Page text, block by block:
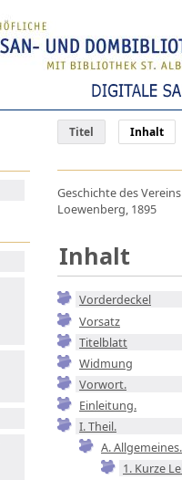
Titel Inhalt
Geschichte des
Loewenberg, 1895
Inhalt
Vorderdeckel
Vorsatz
Titelblatt
Widmung
Vorwort.
Einleitung.
I. Theil.
A. Allgemeines.
1. Kurze